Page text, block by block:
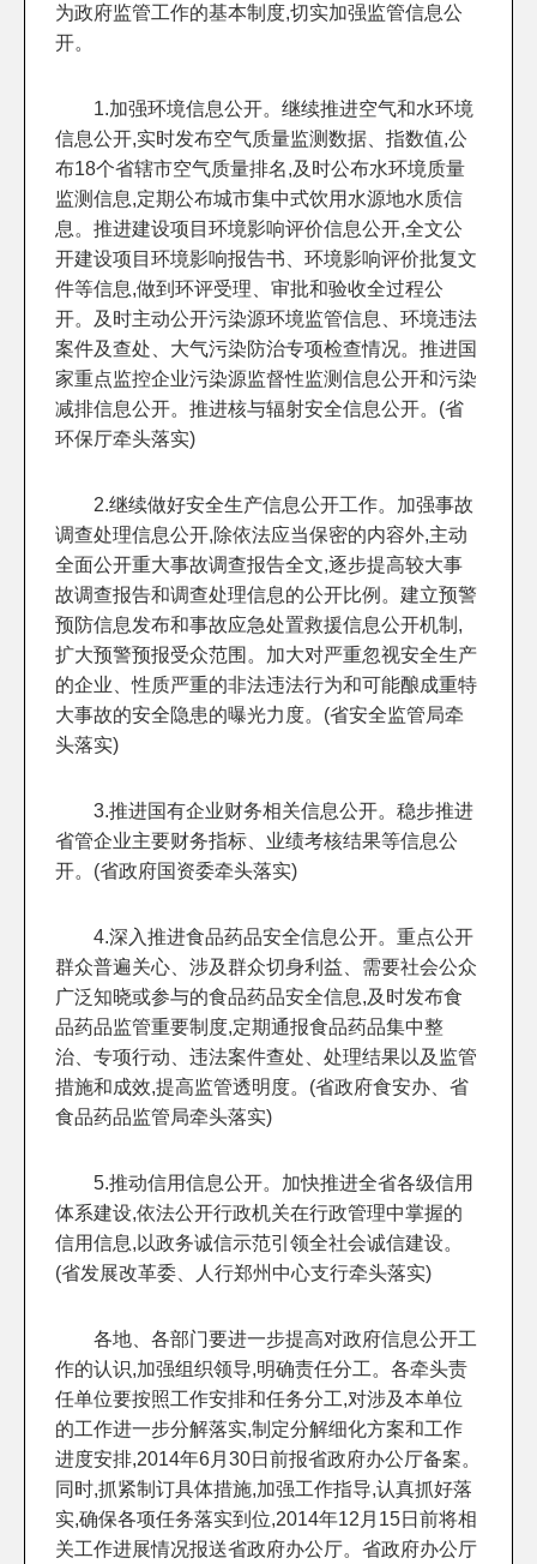
为政府监管工作的基本制度,切实加强监管信息公
开。
1.加强环境信息公开。继续推进空气和水环境
信息公开,实时发布空气质量监测数据、指数值,公
布18个省辖市空气质量排名,及时公布水环境质量
监测信息,定期公布城市集中式饮用水源地水质信
息。推进建设项目环境影响评价信息公开,全文公
开建设项目环境影响报告书、环境影响评价批复文
件等信息,做到环评受理、审批和验收全过程公
开。及时主动公开污染源环境监管信息、环境违法
案件及查处、大气污染防治专项检查情况。推进国
家重点监控企业污染源监督性监测信息公开和污染
减排信息公开。推进核与辐射安全信息公开。(省
环保厅牵头落实)
2.继续做好安全生产信息公开工作。加强事故
调查处理信息公开,除依法应当保密的内容外,主动
全面公开重大事故调查报告全文,逐步提高较大事
故调查报告和调查处理信息的公开比例。建立预警
预防信息发布和事故应急处置救援信息公开机制,
扩大预警预报受众范围。加大对严重忽视安全生产
的企业、性质严重的非法违法行为和可能酿成重特
大事故的安全隐患的曝光力度。(省安全监管局牵
头落实)
3.推进国有企业财务相关信息公开。稳步推进
省管企业主要财务指标、业绩考核结果等信息公
开。(省政府国资委牵头落实)
4.深入推进食品药品安全信息公开。重点公开
群众普遍关心、涉及群众切身利益、需要社会公众
广泛知晓或参与的食品药品安全信息,及时发布食
品药品监管重要制度,定期通报食品药品集中整
治、专项行动、违法案件查处、处理结果以及监管
措施和成效,提高监管透明度。(省政府食安办、省
食品药品监管局牵头落实)
5.推动信用信息公开。加快推进全省各级信用
体系建设,依法公开行政机关在行政管理中掌握的
信用信息,以政务诚信示范引领全社会诚信建设。
(省发展改革委、人行郑州中心支行牵头落实)
各地、各部门要进一步提高对政府信息公开工
作的认识,加强组织领导,明确责任分工。各牵头责
任单位要按照工作安排和任务分工,对涉及本单位
的工作进一步分解落实,制定分解细化方案和工作
进度安排,2014年6月30日前报省政府办公厅备案。
同时,抓紧制订具体措施,加强工作指导,认真抓好落
实,确保各项任务落实到位,2014年12月15日前将相
关工作进展情况报送省政府办公厅。省政府办公厅